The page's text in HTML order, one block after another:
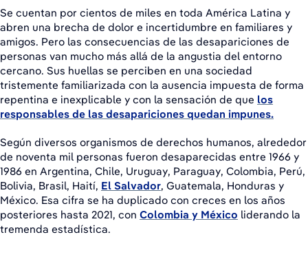
Se cuentan por cientos de miles en toda América Latina y
abren una brecha de dolor e incertidumbre en familiares y
amigos. Pero las consecuencias de las desapariciones de
personas van mucho más allá de la angustia del entorno
cercano. Sus huellas se perciben en una sociedad
tristemente familiarizada con la ausencia impuesta de forma
repentina e inexplicable y con la sensación de que los
responsables de las desapariciones quedan impunes.
Según diversos organismos de derechos humanos, alrededor
de noventa mil personas fueron desaparecidas entre 1966 y
1986 en Argentina, Chile, Uruguay, Paraguay, Colombia, Perú,
Bolivia, Brasil, Haití, El Salvador, Guatemala, Honduras y
México. Esa cifra se ha duplicado con creces en los años
posteriores hasta 2021, con Colombia y México liderando la
tremenda estadística.